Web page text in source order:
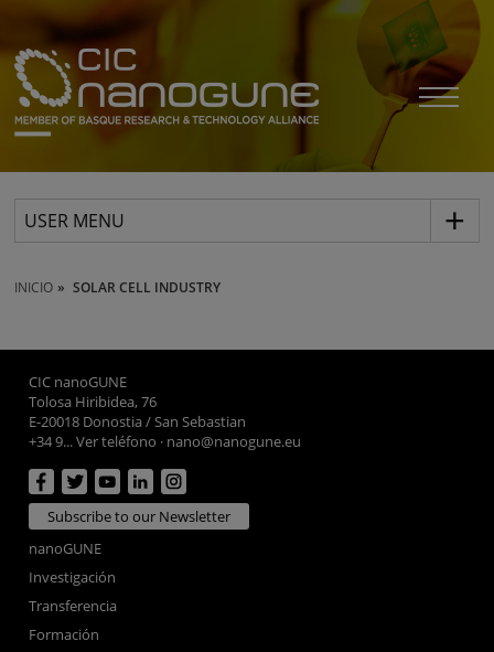
USER MENU
INICIO SOLAR CELL INDUSTRY
CIC nanoGUNE
Tolosa Hiribidea, 76
E-20018 Donostia / San Sebastian
+34 9... Ver teléfono · nano@nanogune.eu
Subscribe to our Newsletter
nanoGUNE
Investigación
Transferencia
Formación